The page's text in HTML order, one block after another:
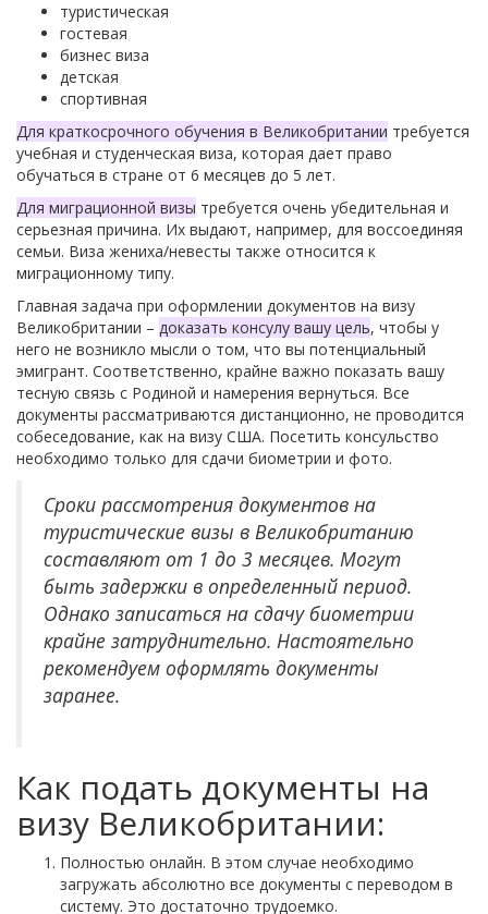
туристическая
гостевая
бизнес виза
детская
спортивная
Для краткосрочного обучения в Великобритании требуется
учебная и студенческая виза, которая дает право
обучаться в стране от 6 месяцев до 5 лет.
Для миграционной визы требуется очень убедительная и
серьезная причина. Их выдают, например, для воссоединяя
семьи. Виза жениха/невесты также относится к
миграционному типу.
Главная задача при оформлении документов на визу
Великобритании – доказать консулу вашу цель, чтобы у
него не возникло мысли о том, что вы потенциальный
эмигрант. Соответственно, крайне важно показать вашу
тесную связь с Родиной и намерения вернуться. Все
документы рассматриваются дистанционно, не проводится
собеседование, как на визу США. Посетить консульство
необходимо только для сдачи биометрии и фото.
Сроки рассмотрения документов на
туристические визы в Великобританию
составляют от 1 до 3 месяцев. Могут
быть задержки в определенный период.
Однако записаться на сдачу биометрии
крайне затруднительно. Настоятельно
рекомендуем оформлять документы
заранее.
Как подать документы на
визу Великобритании:
Полностью онлайн. В этом случае необходимо
загружать абсолютно все документы с переводом в
систему. Это достаточно трудоемко.